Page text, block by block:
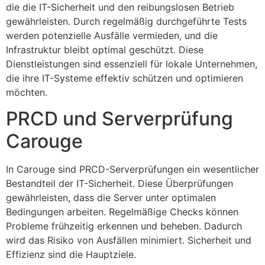
die die IT-Sicherheit und den reibungslosen Betrieb
gewährleisten. Durch regelmäßig durchgeführte Tests
werden potenzielle Ausfälle vermieden, und die
Infrastruktur bleibt optimal geschützt. Diese
Dienstleistungen sind essenziell für lokale Unternehmen,
die ihre IT-Systeme effektiv schützen und optimieren
möchten.
PRCD und Serverprüfung
Carouge
In Carouge sind PRCD-Serverprüfungen ein wesentlicher
Bestandteil der IT-Sicherheit. Diese Überprüfungen
gewährleisten, dass die Server unter optimalen
Bedingungen arbeiten. Regelmäßige Checks können
Probleme frühzeitig erkennen und beheben. Dadurch
wird das Risiko von Ausfällen minimiert. Sicherheit und
Effizienz sind die Hauptziele.